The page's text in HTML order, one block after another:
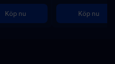
Köp nu Köp nu